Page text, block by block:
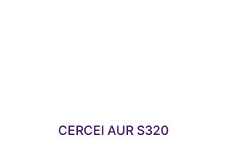
CERCEI AUR S320